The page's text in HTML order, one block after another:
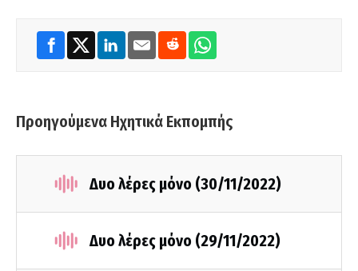
Προηγούμενα Ηχητικά Εκπομπής
Δυο λέρες μόνο (30/11/2022)
Δυο λέρες μόνο (29/11/2022)